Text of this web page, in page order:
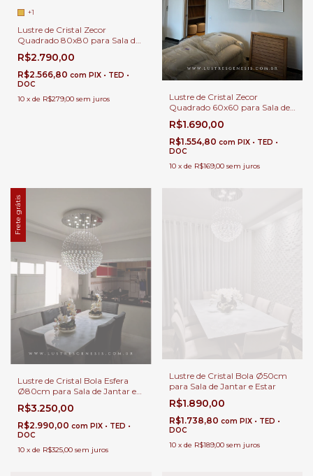
+1
Lustre de Cristal Zecor
Quadrado 80x80 para Sala de
jantar, Estar e de TV.
R$2.790,00
R$2.566,80 com PIX • TED •
DOC
10 x de R$279,00 sem juros
Lustre de Cristal Zecor
Quadrado 60x60 para Sala de
jantar, Estar e de TV.
R$1.690,00
R$1.554,80 com PIX • TED •
DOC
10 x de R$169,00 sem juros
Frete grátis
Lustre de Cristal Bola Esfera
Ø80cm para Sala de Jantar e
Estar
R$3.250,00
R$2.990,00 com PIX • TED •
DOC
10 x de R$325,00 sem juros
Lustre de Cristal Bola Ø50cm
para Sala de Jantar e Estar
R$1.890,00
R$1.738,80 com PIX • TED •
DOC
10 x de R$189,00 sem juros